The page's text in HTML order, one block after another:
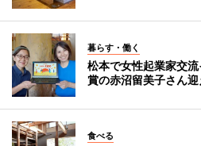
暮らす・働く
松本で女性起業家交
賞の赤沼留美子さん迎
食べる